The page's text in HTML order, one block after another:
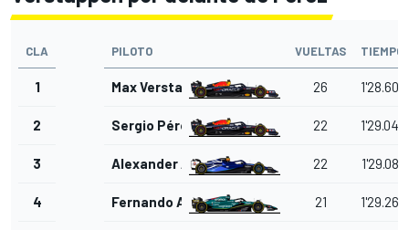
CLA PILOTO VUELTAS TIEMPO
1 Max Verstappen 26 1'28.600
2 Sergio Pérez 22 1'29.048
3 Alexander Albon 22 1'29.089
4 Fernando Alonso 21 1'29.268